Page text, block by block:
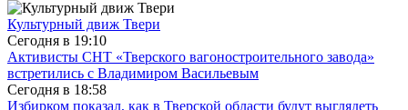
Культурный движ Твери
Сегодня в 19:10
Активисты СНТ «Тверского вагоностроительного завода»
встретились с Владимиром Васильевым
Сегодня в 18:58
Избирком показал, как в Тверской области будут выглядеть